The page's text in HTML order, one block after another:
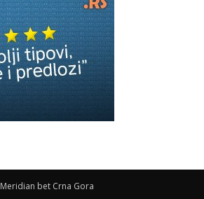
Meridian bet Crna Gora